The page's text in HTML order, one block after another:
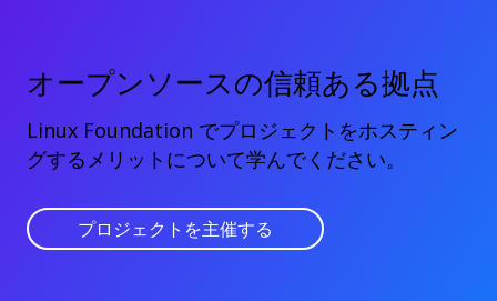
オープンソースの信頼ある拠点
Linux Foundation でプロジェクトをホスティン
グするメリットについて学んでください。
プロジェクトを主催する